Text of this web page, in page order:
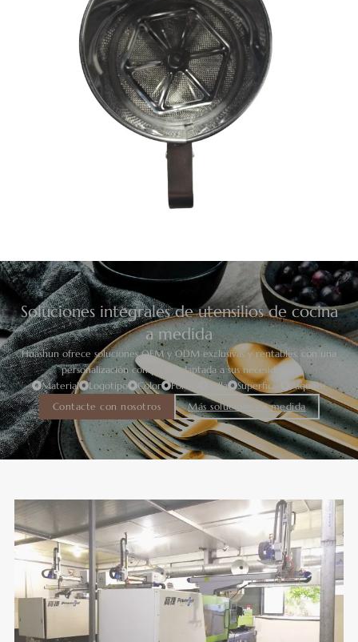
Soluciones integrales de utensilios de cocina
a medida
Huashun ofrece soluciones OEM y ODM exclusivas y rentables, con una
personalización completa adaptada a sus necesidades.
Material
Logotipo Color Forma Talla Superficie
Paquete
Contacte con nosotros
Más soluciones a medida